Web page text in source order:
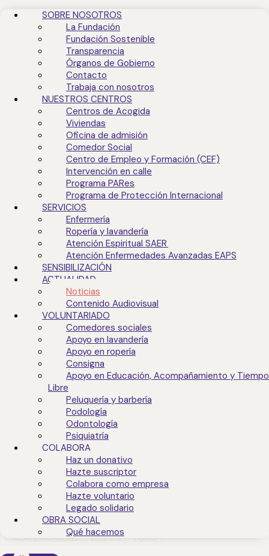
SOBRE NOSOTROS
La Fundación
Fundación Sostenible
Transparencia
Órganos de Gobierno
Contacto
Trabaja con nosotros
NUESTROS CENTROS
Centros de Acogida
Viviendas
Oficina de admisión
Comedor Social
Centro de Empleo y Formación (CEF)
Intervención en calle
Programa PARes
Programa de Protección Internacional
SERVICIOS
Enfermería
Ropería y lavandería
Atención Espiritual SAER
Atención Enfermedades Avanzadas EAPS
SENSIBILIZACIÓN
ACTUALIDAD
Noticias
Contenido Audiovisual
VOLUNTARIADO
Comedores sociales
Apoyo en lavandería
Apoyo en ropería
Consigna
Apoyo en Educación, Acompañamiento y Tiempo
Libre
Peluquería y barbería
Podología
Odontología
Psiquiatría
COLABORA
Haz un donativo
Hazte suscriptor
Colabora como empresa
Hazte voluntario
Legado solidario
OBRA SOCIAL
Qué hacemos
Noticiasque sí cuentan
ACUERDOS DE COLABORACIÓN
CAMPAÑA ESCOLAR
DONATIVO
EAPS REGIÓN DE MURCIA
EXCLUSIÓN SOCIAL
HOSPITALIDAD
JESÚS ABANDONADO
NAVIDAD
ORDEN HOSPITALARIA SAN JUAN DE DIOS
ORDEN HOSPITALARIA SAN JUAN DE DIOS
PROGRAMA INCORPORA
RECOLECTA ALIMENTOS
REVISTA IN
SENSIBILIZACIÓN
UNCATEGORIZED
VÍDEOS TODO